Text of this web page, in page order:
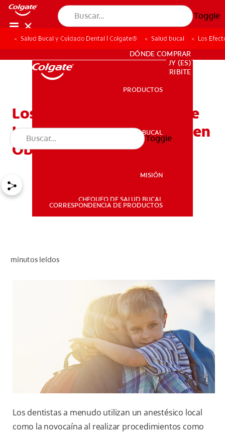
Toggle
SALUD BUCAL
PARA PROFESIONALES
DÓNDE COMPRAR
UY (ES)
SUSCRIBITE
PARA PROFESIONALES
DÓNDE COMPRAR
UY (ES)
SUSCRIBITE
PRODUCTOS
SALUD BUCAL
MISIÓN
CHEQUEO DE SALUD BUCAL
CORRESPONDENCIA DE PRODUCTOS
Toggle
Salud Bucal y Cuidado Dental | Colgate® Salud bucal Los
Los Efectos Colaterales De
La Novocaína Que Se Deben
Observar
minutos leídos
Los dentistas a menudo utilizan un anestésico local
como la novocaína al realizar procedimientos como